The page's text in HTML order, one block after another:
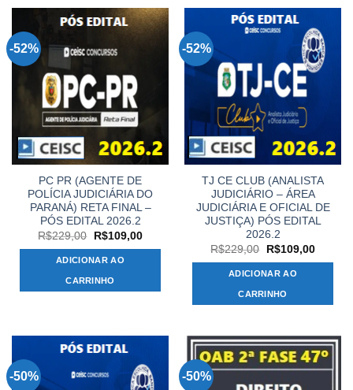
-52%
PC PR (AGENTE DE
POLÍCIA JUDICIÁRIA DO
PARANÁ) RETA FINAL –
PÓS EDITAL 2026.2
R$229,00
O
original
era:
R$229,00.
R$109,00O
ADICIONAR AO
CARRINHO
-52%
TJ CE CLUB (ANALISTA
JUDICIÁRIO – ÁREA
JUDICIÁRIA E OFICIAL DE
JUSTIÇA) PÓS EDITAL
2026.2
R$229,00
O
original
era:
R$229,00.
R$109,00O
ADICIONAR AO
CARRINHO
-50% -50%